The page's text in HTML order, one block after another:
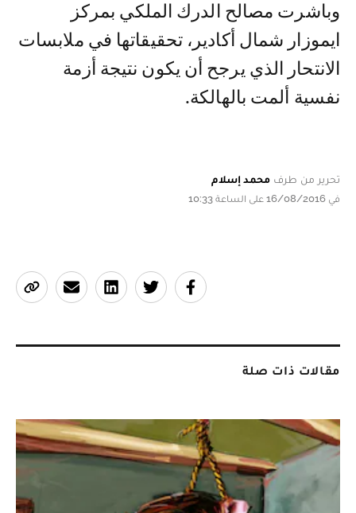
وباشرت مصالح الدرك الملكي بمركز
ايموزار شمال أكادير، تحقيقاتها في ملابسات
الانتحار الذي يرجح أن يكون نتيجة أزمة
نفسية ألمت بالهالكة.
تحرير من طرف محمد إسلام
في 16/08/2016 على الساعة 10:33
مقالات ذات صلة